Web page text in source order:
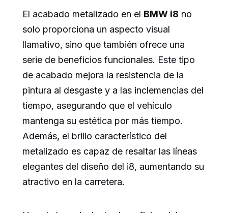
El acabado metalizado en el BMW i8 no
solo proporciona un aspecto visual
llamativo, sino que también ofrece una
serie de beneficios funcionales. Este tipo
de acabado mejora la resistencia de la
pintura al desgaste y a las inclemencias del
tiempo, asegurando que el vehículo
mantenga su estética por más tiempo.
Además, el brillo característico del
metalizado es capaz de resaltar las líneas
elegantes del diseño del i8, aumentando su
atractivo en la carretera.